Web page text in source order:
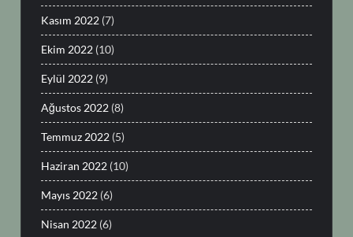
Kasım 2022 (7)
Ekim 2022 (10)
Eylül 2022 (9)
Ağustos 2022 (8)
Temmuz 2022 (5)
Haziran 2022 (10)
Mayıs 2022 (6)
Nisan 2022 (6)